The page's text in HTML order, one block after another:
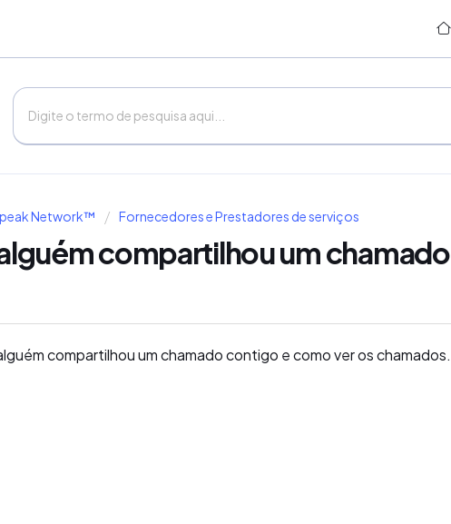
Network™ Fornecedores e Prestadores de serviços
compartilhou um chamado
compartilhou um chamado contigo e como ver os chamados.